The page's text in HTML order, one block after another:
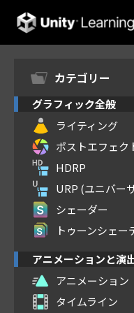
Unity Learning
カテゴリー
グラフィック全般
ライティング
ポストエフェク
HDRP
URP (ユニバー
シェーダー
トゥーンシェー
アニメーションと演
アニメーション
タイムライン